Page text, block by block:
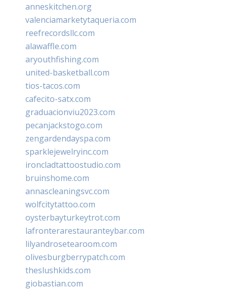
anneskitchen.org
valenciamarketytaqueria.com
reefrecordsllc.com
alawaffle.com
aryouthfishing.com
united-basketball.com
tios-tacos.com
cafecito-satx.com
graduacionviu2023.com
pecanjackstogo.com
zengardendayspa.com
sparklejewelryinc.com
ironcladtattoostudio.com
bruinshome.com
annascleaningsvc.com
wolfcitytattoo.com
oysterbayturkeytrot.com
lafronterarestauranteybar.com
lilyandrosetearoom.com
olivesburgberrypatch.com
theslushkids.com
giobastian.com